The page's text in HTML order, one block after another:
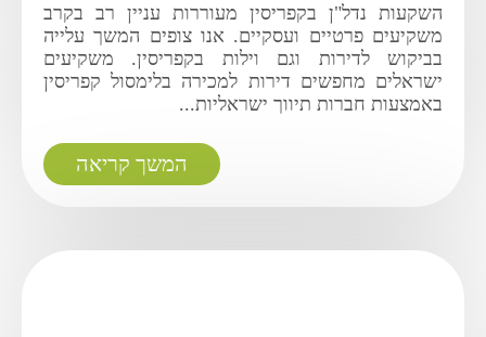
השקעות נדל"ן בקפריסין מעוררות עניין רב בקרב
משקיעים פרטיים ועסקיים. אנו צופים המשך עלייה
בביקוש לדירות וגם וילות בקפריסין. משקיעים
ישראלים מחפשים דירות למכירה בלימסול קפריסין
באמצעות חברות תיווך ישראליות...
המשך קריאה